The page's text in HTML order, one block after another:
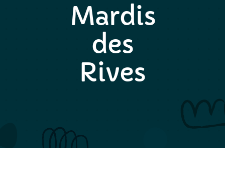
Mardis
des
Rives